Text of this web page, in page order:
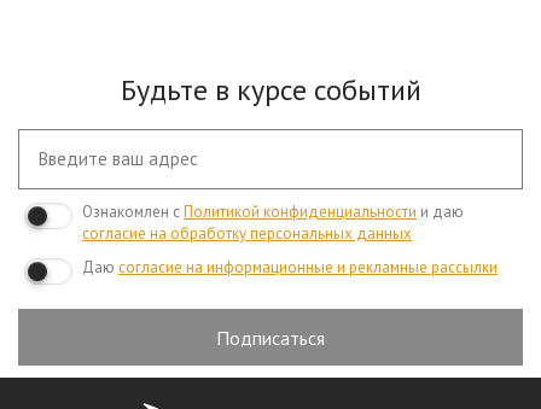
Будьте в курсе событий
Ознакомлен сПолитикой конфиденциальности и даю
согласие на обработку персональных данных
Даю согласие на информационные и рекламные рассылки
Подписаться